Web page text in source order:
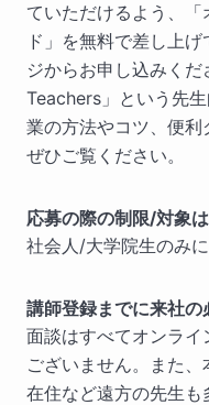
ていただけるよう、
ド」を無料で差し上
ジからお申し込みく
Teachers」という先
業の方法やコツ、便利
ぜひご覧ください。
応募の際の制限/対象
社会人/大学院生のみに
講師登録までに来社の
面談はすべてオンラ
ございません。また
在住など遠方の先生